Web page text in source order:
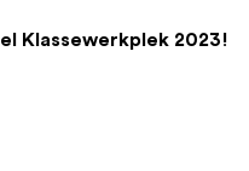
Klassewerkplek 2023!